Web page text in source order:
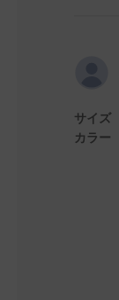
サイズ
カラー